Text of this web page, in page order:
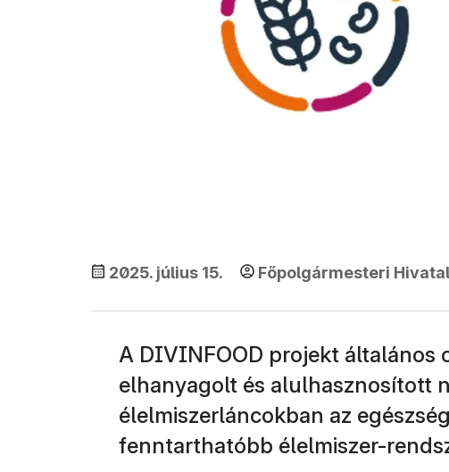
2025. július 15. Főpolgármesteri Hivatal
A DIVINFOOD projekt általános
elhanyagolt és alulhasznosított
élelmiszerláncokban az
fenntarthatóbb élelmiszer-